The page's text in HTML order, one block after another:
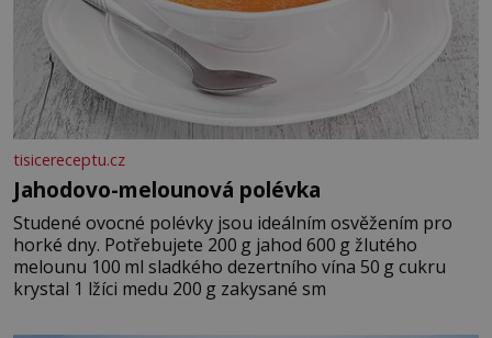
tisicereceptu.cz
Jahodovo-melounová polévka
Studené ovocné polévky jsou ideálním osvěžením pro
horké dny. Potřebujete 200 g jahod 600 g žlutého
melounu 100 ml sladkého dezertního vína 50 g cukru
krystal 1 lžíci medu 200 g zakysané sm